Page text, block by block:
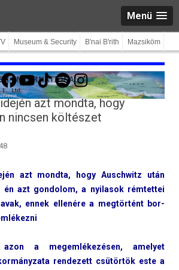
Menü
Museum & Security B'nai B'rith Mazsiköm
Facebook
YouTube
TikTokSpotifyInstagram
azt mondta, hogy
nincsen költészet
azt mondta, hogy Auschwitz után
én azt gon­dolom, a nyilasok rém­tettei
ennek ellenére a megtörtént bor­
a megem­lékezés­en, amelyet
re­ndezett csütörtök este a